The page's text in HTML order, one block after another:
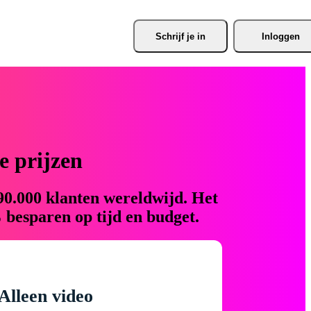
Schrijf je in Inloggen
prijzen
klanten wereldwijd. Het
op tijd en budget.
video